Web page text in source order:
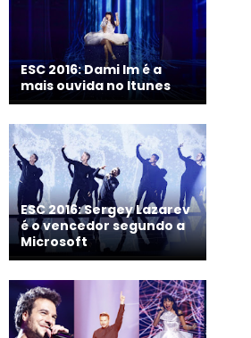
ESC 2016: Dami Im é a
mais ouvida no Itunes
ESC 2016: Sergey Lazarev
é o vencedor segundo a
Microsoft